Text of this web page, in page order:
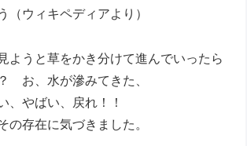
（ウィキペディアより）
ようと草をかき分けて進んでいったら
お、水が滲みてきた、
、やばい、戻れ！！
の存在に気づきました。